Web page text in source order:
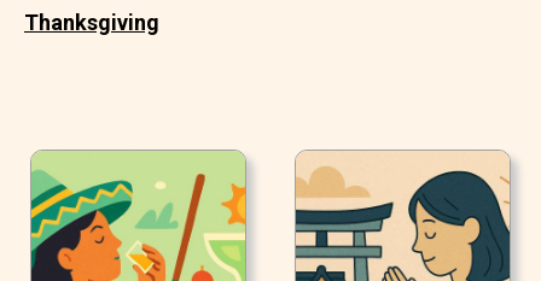
Thanksgiving